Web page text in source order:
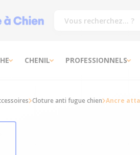
CHENIL PROFESSIONNELS
Cloture anti fugue chien Ancre